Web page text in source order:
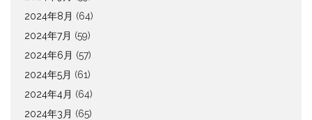
2024年8月 (64)
2024年7月 (59)
2024年6月 (57)
2024年5月 (61)
2024年4月 (64)
2024年3月 (65)